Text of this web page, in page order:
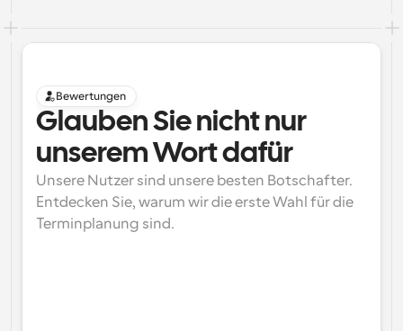
Bewertungen
Glauben Sie nicht nur
unserem Wort dafür
Unsere Nutzer sind unsere besten Botschafter.
Entdecken Sie, warum wir die erste Wahl für die
Terminplanung sind.